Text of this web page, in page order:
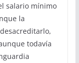
salario mínimo
la
todavía